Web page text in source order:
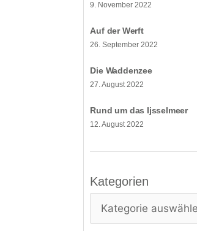
9. November 2022
Auf der Werft
26. September 2022
Die Waddenzee
27. August 2022
Rund um das Ijsselmeer
12. August 2022
Kategorien
Kategorien